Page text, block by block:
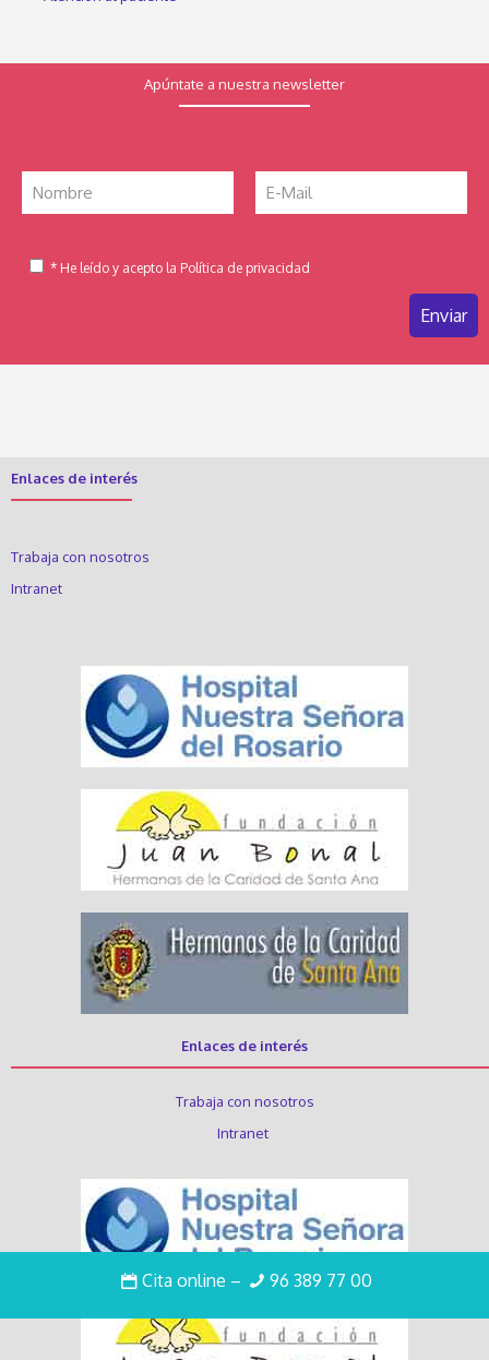
Cita online – 96 389 77 00
Apúntate a nuestra newsletter
* He leído y acepto la Política de privacidad
Enlaces de interés
Trabaja con nosotros
Intranet
Enlaces de interés
Trabaja con nosotros
Intranet